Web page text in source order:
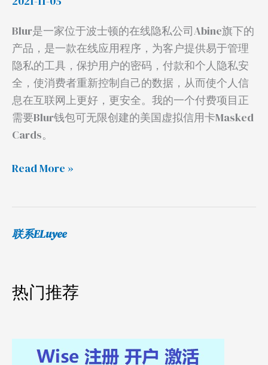
Blur是一家位于波士顿的在线隐私公司Abine旗下的
产品，是一款在线应用程序，为客户提供易于管理
隐私的工具，保护用户的密码，付款和个人隐私安
全，使消费者重新控制自己的数据，从而使个人信
息在互联网上更好，更安全。我的一个付费项目正
需要Blur钱包可无限创建的美国虚拟信用卡Masked
Cards。
使
用
及
测
评
Read More »
联系ELuyee
热门推荐